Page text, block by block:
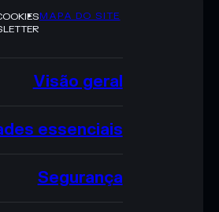
MAPA DO SITE
Visão geral
essenciais
Segurança